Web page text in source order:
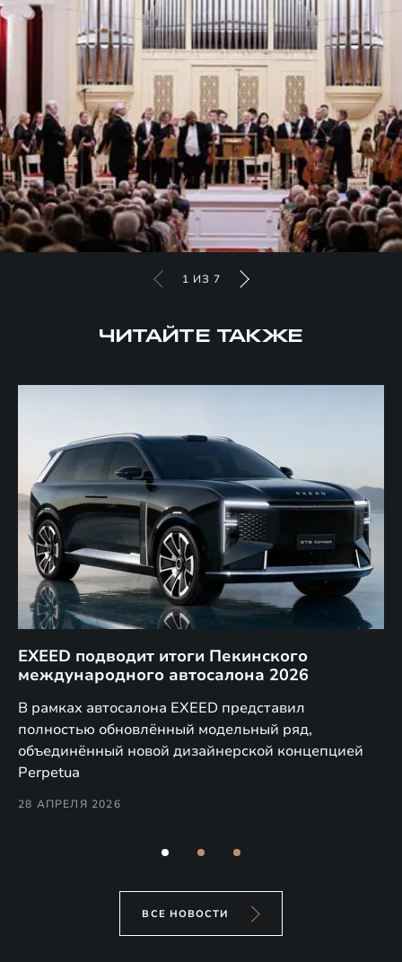
1 ИЗ 7
ЧИТАЙТЕ ТАКЖЕ
EXEED подводит итоги Пекинского
международного автосалона 2026
В рамках автосалона EXEED представил
полностью обновлённый модельный ряд,
объединённый новой дизайнерской концепцией
Perpetua
28 АПРЕЛЯ 2026
ВСЕ НОВОСТИ